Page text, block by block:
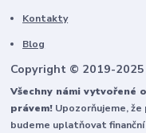
Kontakty
Blog
Copyright © 2019-2025
Všechny námi vytvořené
právem! Upozorňujeme, že
budeme uplatňovat finanční